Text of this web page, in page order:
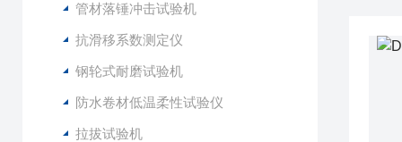
管材落锤冲击试验机
抗滑移系数测定仪
钢轮式耐磨试验机
防水卷材低温柔性试验仪
拉拔试验机